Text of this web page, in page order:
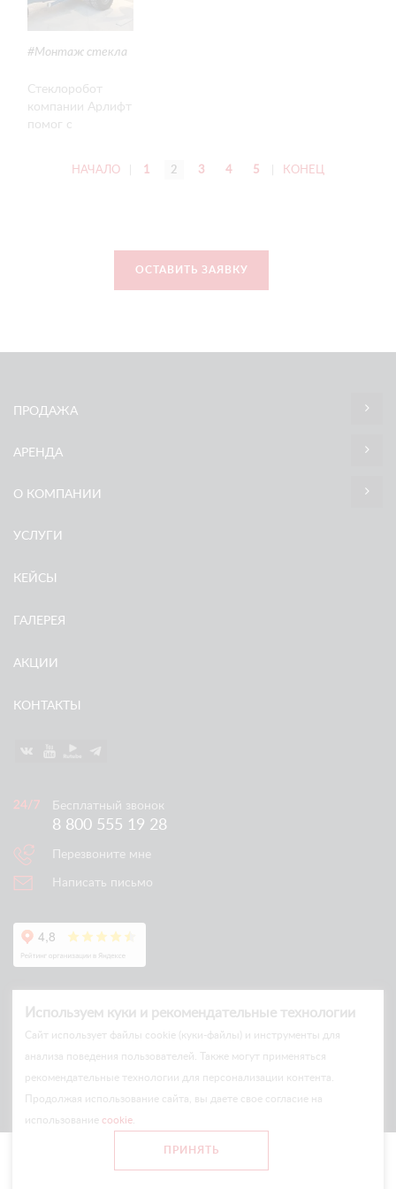
Монтаж стекла
Стеклоробот
компании Арлифт
помог с
НАЧАЛО 1 2 3 4 5 КОНЕЦ
ОСТАВИТЬ ЗАЯВКУ
© Arlift 2026
All rights reserved
ПРОДАЖА
АРЕНДА
О КОМПАНИИ
УСЛУГИ
КЕЙСЫ
ГАЛЕРЕЯ
АКЦИИ
КОНТАКТЫ
Бесплатный звонок
8 800 555 19 28
Перезвоните мне
Написать письмо
Используем куки и рекомендательные технологии
Cайт использует файлы cookie (куки-файлы) и инструменты для
анализа поведения пользователей. Также могут применяться
рекомендательные технологии для персонализации контента.
Продолжая использование сайта, вы даете свое согласие на
использование cookie
ПРИНЯТЬ